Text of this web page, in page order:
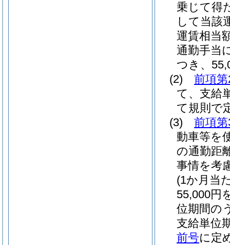
乗じて得
して当該
運賃相当
通勤手当
つき、
(2)
前項
て、支給
て規則で
(3)
前項
動車等を
の通勤距
事情を考
(1か月当
55,000円
位期間の
支給単位
前号に定